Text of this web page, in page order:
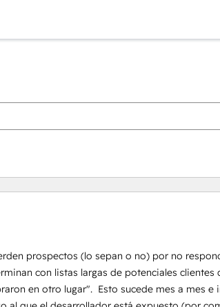
prospectos (lo sepan o no) por no
con listas largas de potenciales clientes
en otro lugar".  Esto sucede mes a mes e